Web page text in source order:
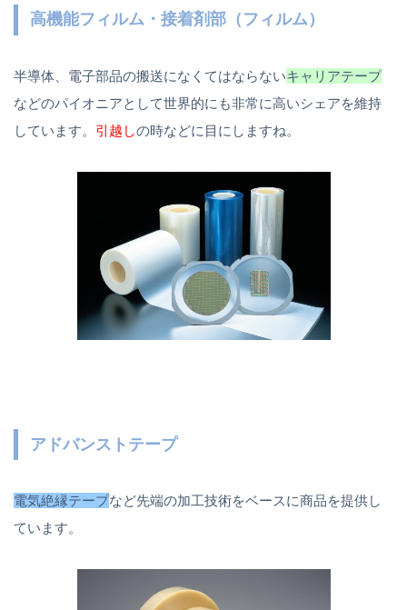
高機能フィルム・接着剤部（フィルム）
半導体、電子部品の搬送になくてはならないキャリアテープ
などのパイオニアとして世界的にも非常に高いシェアを維持
しています。 引越しの時などに目にしますね。
アドバンストテープ
電気絶縁テープなど先端の加工技術をベースに商品を提供し
ています。